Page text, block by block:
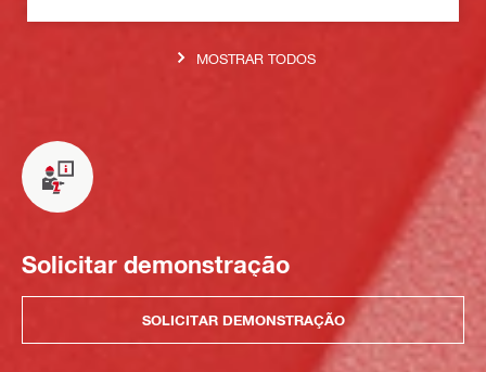
MOSTRAR TODOS
Solicitar demonstração
SOLICITAR DEMONSTRAÇÃO